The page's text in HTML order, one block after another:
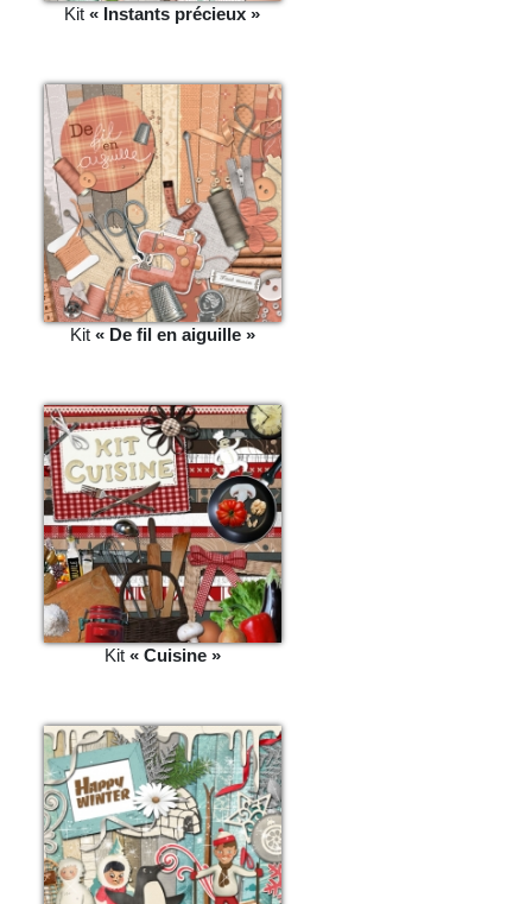
Kit « Instants précieux »
Kit « De fil en aiguille »
Kit « Cuisine »